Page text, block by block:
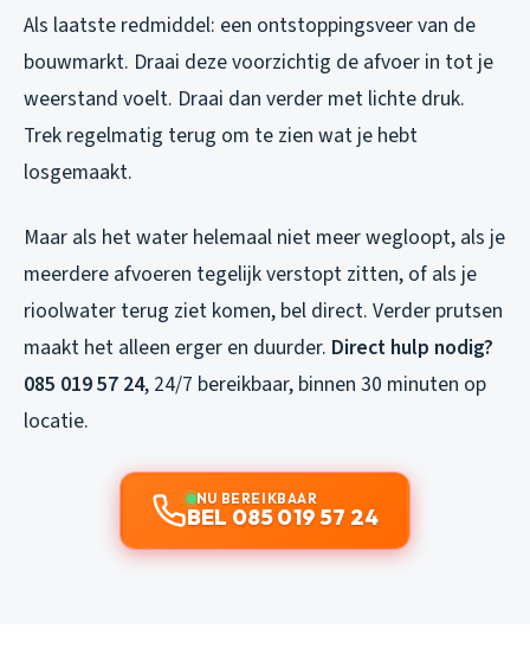
Als laatste redmiddel: een ontstoppingsveer van de
bouwmarkt. Draai deze voorzichtig de afvoer in tot je
weerstand voelt. Draai dan verder met lichte druk.
Trek regelmatig terug om te zien wat je hebt
losgemaakt.
Maar als het water helemaal niet meer wegloopt, als je
meerdere afvoeren tegelijk verstopt zitten, of als je
rioolwater terug ziet komen, bel direct. Verder prutsen
maakt het alleen erger en duurder. Direct hulp nodig?
085 019 57 24, 24/7 bereikbaar, binnen 30 minuten op
locatie.
NU BEREIKBAAR
BEL 085 019 57 24